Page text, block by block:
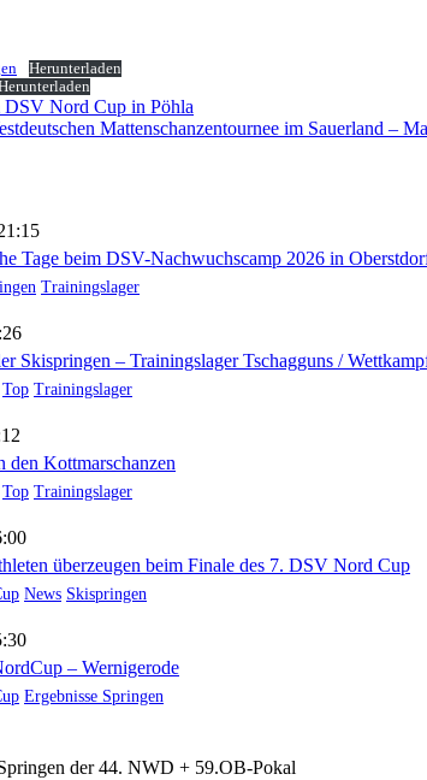
Herunterladen
Nord Cup in Pöhla
Mattenschanzentournee im Sauerland –
Tage beim DSV-Nachwuchscamp 2026 in
Trainingslager
Skispringen – Trainingslager Tschagguns /
Top Trainingslager
den Kottmarschanzen
Top Trainingslager
überzeugen beim Finale des 7. DSV Nord Cup
News Skispringen
– Wernigerode
Ergebnisse Springen
der 44. NWD + 59.OB-Pokal